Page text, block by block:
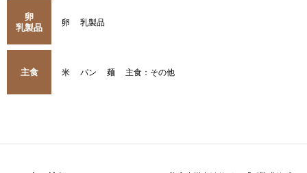
卵
乳製品
卵 乳製品
主食 米 パン 麺 主食：その他